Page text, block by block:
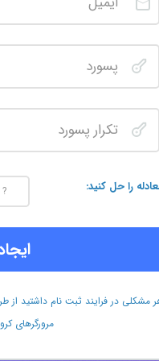
را حل کنید
مرورگرهای